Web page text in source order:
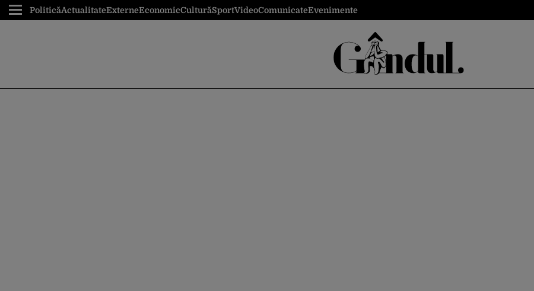
PoliticăActualitateExterneEconomicCulturăSportVideoComunicateEvenimente